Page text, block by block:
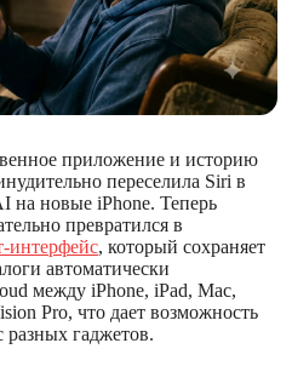
приложение и историю
переселила Siri в
на новые iPhone. Теперь
превратился в
интерфейс, который сохраняет
автоматически
между iPhone, iPad, Mac,
Pro, что дает возможность
разных гаджетов.